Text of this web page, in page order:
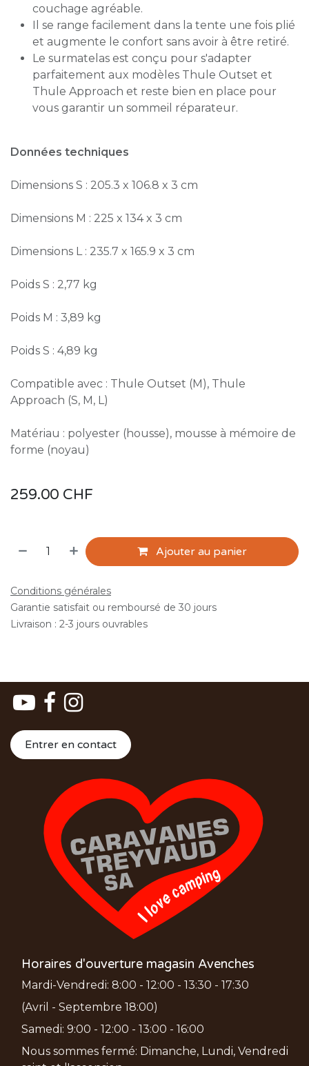
couchage agréable.
Il se range facilement dans la tente une fois plié
et augmente le confort sans avoir à être retiré.
Le surmatelas est conçu pour s'adapter
parfaitement aux modèles Thule Outset et
Thule Approach et reste bien en place pour
vous garantir un sommeil réparateur.
Données techniques
Dimensions S : 205.3 x 106.8 x 3 cm
Dimensions M : 225 x 134 x 3 cm
Dimensions L : 235.7 x 165.9 x 3 cm
Poids S : 2,77 kg
Poids M : 3,89 kg
Poids S : 4,89 kg
Compatible avec : Thule Outset (M), Thule
Approach (S, M, L)
Matériau : polyester (housse), mousse à mémoire de
forme (noyau)
259.00 CHF
Ajouter au panier
Conditions générales
Garantie satisfait ou remboursé de 30 jours
Livraison : 2-3 jours ouvrables
Entrer en contact
Horaires d'ouverture magasin Avenches
Mardi-Vendredi: 8:00 - 12:00 - 13:30 - 17:30
(Avril - Septembre 18:00)
Samedi: 9:00 - 12:00 - 13:00 - 16:00
Nous sommes fermé: Dimanche, Lundi, Vendredi